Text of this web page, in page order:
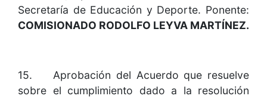
Secretaría de Educación y Deporte. Ponente:
COMISIONADO RODOLFO LEYVA MARTÍNEZ.
15. Aprobación del Acuerdo que resuelve
sobre el cumplimiento dado a la resolución